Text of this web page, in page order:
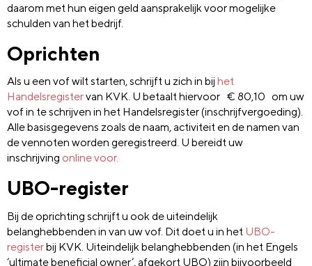
daarom met hun eigen geld aansprakelijk voor mogelijke
schulden van het bedrijf.
Oprichten
Als u een vof wilt starten, schrijft u zich in bij het
Handelsregistervan KVK. U betaalt hiervoor € 80,10 om uw
vof in te schrijven in het Handelsregister (inschrijfvergoeding).
Alle basisgegevens zoals de naam, activiteit en de namen van
de vennoten worden geregistreerd. U bereidt uw
inschrijving online voor.
UBO-register
Bij de oprichting schrijft u ook de uiteindelijk
belanghebbenden in van uw vof. Dit doet u in het UBO-
registerbij KVK. Uiteindelijk belanghebbenden (in het Engels
‘ultimate beneficial owner’, afgekort UBO) zijn bijvoorbeeld